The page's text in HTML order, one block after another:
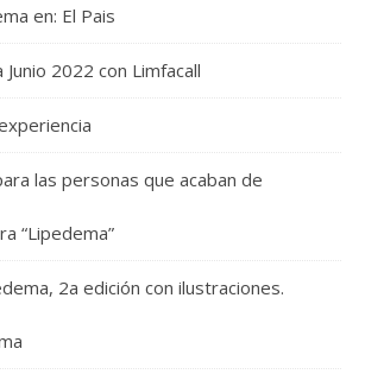
en: El Pais
2022 con Limfacall
las personas que acaban de
“Lipedema”
2a edición con ilustraciones.